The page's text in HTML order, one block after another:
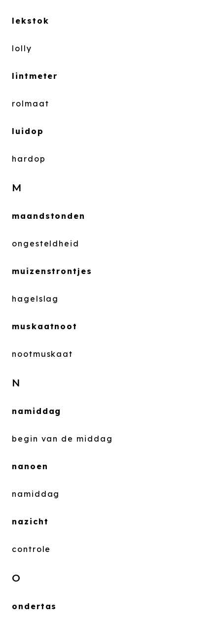
lekstok
lolly
lintmeter
rolmaat
luidop
hardop
M
maandstonden
ongesteldheid
muizenstrontjes
hagelslag
muskaatnoot
nootmuskaat
N
namiddag
begin van de middag
nanoen
namiddag
nazicht
controle
O
ondertas